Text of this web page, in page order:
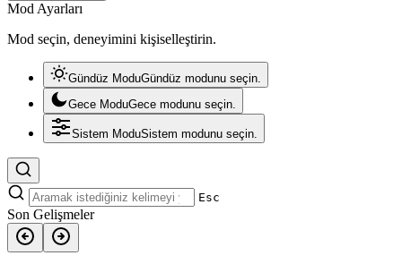
Mod Ayarları
Mod seçin, deneyimini kişiselleştirin.
Gündüz ModuGündüz modunu seçin.
Gece ModuGece modunu seçin.
Sistem ModuSistem modunu seçin.
Esc
Son Gelişmeler